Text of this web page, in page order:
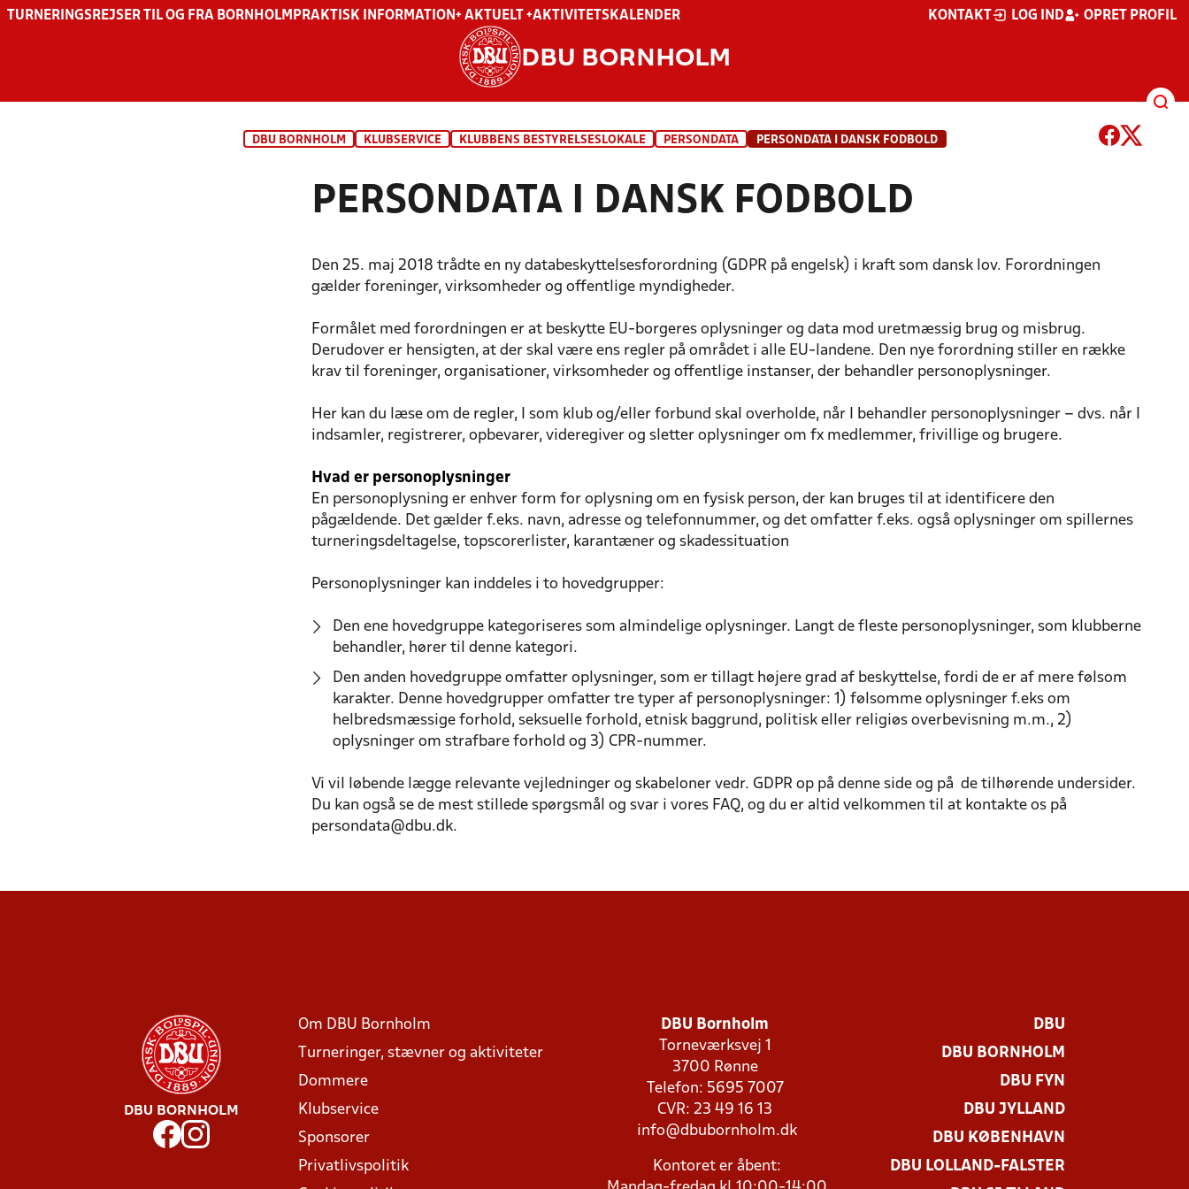
TURNERINGSREJSER TIL OG FRA BORNHOLM PRAKTISK INFORMATION + AKTUELT +AKTIVITETSKALENDER KONTAKT LOG IND OPRET PROFIL
DBU BORNHOLM
DBU BORNHOLM KLUBSERVICE KLUBBENS BESTYRELSESLOKALE PERSONDATA PERSONDATA I DANSK FODBOLD
PERSONDATA I DANSK FODBOLD
Den 25. maj 2018 trådte en ny databeskyttelsesforordning (GDPR på engelsk) i kraft som dansk lov. Forordningen
gælder foreninger, virksomheder og offentlige myndigheder.
Formålet med forordningen er at beskytte EU-borgeres oplysninger og data mod uretmæssig brug og misbrug.
Derudover er hensigten, at der skal være ens regler på området i alle EU-landene. Den nye forordning stiller en række
krav til foreninger, organisationer, virksomheder og offentlige instanser, der behandler personoplysninger.
Her kan du læse om de regler, I som klub og/eller forbund skal overholde, når I behandler personoplysninger – dvs. når I
indsamler, registrerer, opbevarer, videregiver og sletter oplysninger om fx medlemmer, frivillige og brugere.
Hvad er personoplysninger
En personoplysning er enhver form for oplysning om en fysisk person, der kan bruges til at identificere den
pågældende. Det gælder f.eks. navn, adresse og telefonnummer, og det omfatter f.eks. også oplysninger om spillernes
turneringsdeltagelse, topscorerlister, karantæner og skadessituation
Personoplysninger kan inddeles i to hovedgrupper:
Den ene hovedgruppe kategoriseres som almindelige oplysninger. Langt de fleste personoplysninger, som klubberne
behandler, hører til denne kategori.
Den anden hovedgruppe omfatter oplysninger, som er tillagt højere grad af beskyttelse, fordi de er af mere følsom
karakter. Denne hovedgrupper omfatter tre typer af personoplysninger: 1) følsomme oplysninger f.eks om
helbredsmæssige forhold, seksuelle forhold, etnisk baggrund, politisk eller religiøs overbevisning m.m., 2)
oplysninger om strafbare forhold og 3) CPR-nummer.
Vi vil løbende lægge relevante vejledninger og skabeloner vedr. GDPR op på denne side og på de tilhørende undersider.
Du kan også se de mest stillede spørgsmål og svar i vores FAQ, og du er altid velkommen til at kontakte os på
persondata@dbu.dk.
DBU BORNHOLM
Om DBU Bornholm
Turneringer, stævner og aktiviteter
Dommere
Klubservice
Sponsorer
Privatlivspolitik
DBU Bornholm
Torneværksvej 1
3700 Rønne
Telefon: 5695 7007
CVR: 23 49 16 13
info@dbubornholm.dk
Kontoret er åbent:
DBU
DBU BORNHOLM
DBU FYN
DBU JYLLAND
DBU KØBENHAVN
DBU LOLLAND-FALSTER